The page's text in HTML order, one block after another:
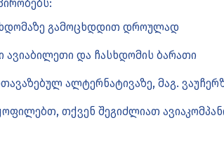
გამოცხდდით დროულად
და ჩასხდომის ბარათი
ალტერნატივაზე, მაგ.
თქვენ შეგიძლიათ